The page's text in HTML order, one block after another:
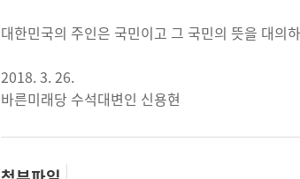
대한민국의 주인은 국민이고 그 국민의 뜻을 대의
2018. 3. 26.
바른미래당 수석대변인 신용현